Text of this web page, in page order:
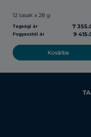
12 tasak x 28 g
Tagsági ár 7
Fogyasztói ár 9
Kosárba